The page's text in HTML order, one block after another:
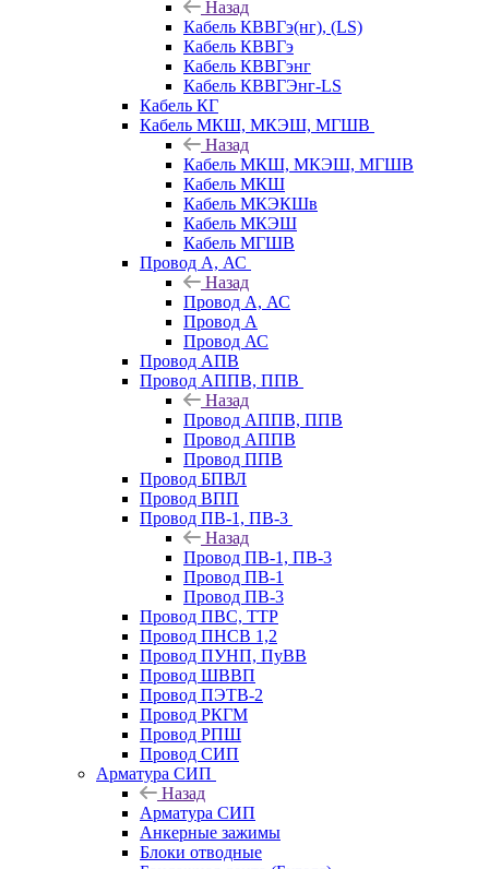
Назад
Кабель КВВГэ(нг), (LS)
Кабель КВВГэ
Кабель КВВГэнг
Кабель КВВГЭнг-LS
Кабель КГ
Кабель МКШ, МКЭШ, МГШВ
Назад
Кабель МКШ, МКЭШ, МГШВ
Кабель МКШ
Кабель МКЭКШв
Кабель МКЭШ
Кабель МГШВ
Провод А, АС
Назад
Провод А, АС
Провод А
Провод АС
Провод АПВ
Провод АППВ, ППВ
Назад
Провод АППВ, ППВ
Провод АППВ
Провод ППВ
Провод БПВЛ
Провод ВПП
Провод ПВ-1, ПВ-3
Назад
Провод ПВ-1, ПВ-3
Провод ПВ-1
Провод ПВ-3
Провод ПВС, ТТР
Провод ПНСВ 1,2
Провод ПУНП, ПуВВ
Провод ШВВП
Провод ПЭТВ-2
Провод РКГМ
Провод РПШ
Провод СИП
Арматура СИП
Назад
Арматура СИП
Анкерные зажимы
Блоки отводные